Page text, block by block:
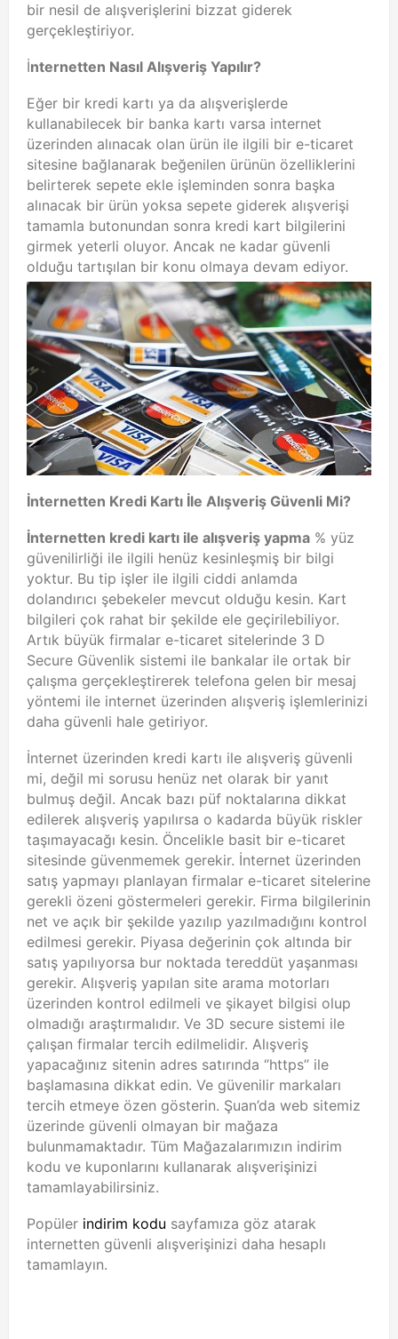
bir nesil de alışverişlerini bizzat giderek
gerçekleştiriyor.
İnternetten Nasıl Alışveriş Yapılır?
Eğer bir kredi kartı ya da alışverişlerde
kullanabilecek bir banka kartı varsa internet
üzerinden alınacak olan ürün ile ilgili bir e-ticaret
sitesine bağlanarak beğenilen ürünün özelliklerini
belirterek sepete ekle işleminden sonra başka
alınacak bir ürün yoksa sepete giderek alışverişi
tamamla butonundan sonra kredi kart bilgilerini
girmek yeterli oluyor. Ancak ne kadar güvenli
olduğu tartışılan bir konu olmaya devam ediyor.
İnternetten Kredi Kartı İle Alışveriş Güvenli Mi?
İnternetten kredi kartı ile alışveriş yapma % yüz
güvenilirliği ile ilgili henüz kesinleşmiş bir bilgi
yoktur. Bu tip işler ile ilgili ciddi anlamda
dolandırıcı şebekeler mevcut olduğu kesin. Kart
bilgileri çok rahat bir şekilde ele geçirilebiliyor.
Artık büyük firmalar e-ticaret sitelerinde 3 D
Secure Güvenlik sistemi ile bankalar ile ortak bir
çalışma gerçekleştirerek telefona gelen bir mesaj
yöntemi ile internet üzerinden alışveriş işlemlerinizi
daha güvenli hale getiriyor.
İnternet üzerinden kredi kartı ile alışveriş güvenli
mi, değil mi sorusu henüz net olarak bir yanıt
bulmuş değil. Ancak bazı püf noktalarına dikkat
edilerek alışveriş yapılırsa o kadarda büyük riskler
taşımayacağı kesin. Öncelikle basit bir e-ticaret
sitesinde güvenmemek gerekir. İnternet üzerinden
satış yapmayı planlayan firmalar e-ticaret sitelerine
gerekli özeni göstermeleri gerekir. Firma bilgilerinin
net ve açık bir şekilde yazılıp yazılmadığını kontrol
edilmesi gerekir. Piyasa değerinin çok altında bir
satış yapılıyorsa bur noktada tereddüt yaşanması
gerekir. Alışveriş yapılan site arama motorları
üzerinden kontrol edilmeli ve şikayet bilgisi olup
olmadığı araştırmalıdır. Ve 3D secure sistemi ile
çalışan firmalar tercih edilmelidir. Alışveriş
yapacağınız sitenin adres satırında ‘’https’’ ile
başlamasına dikkat edin. Ve güvenilir markaları
tercih etmeye özen gösterin. Şuan’da web sitemiz
üzerinde güvenli olmayan bir mağaza
bulunmamaktadır. Tüm Mağazalarımızın indirim
kodu ve kuponlarını kullanarak alışverişinizi
tamamlayabilirsiniz.
Popüler indirim kodu sayfamıza göz atarak
internetten güvenli alışverişinizi daha hesaplı
tamamlayın.